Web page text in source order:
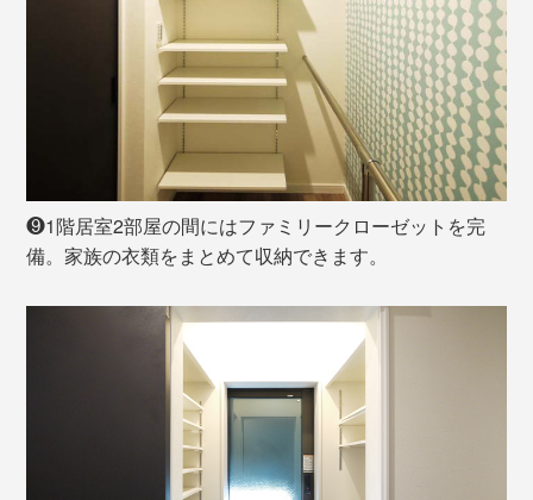
❾1階居室2部屋の間にはファミリークローゼットを完
備。家族の衣類をまとめて収納できます。